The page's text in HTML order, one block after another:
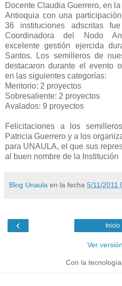
Docente Claudia Guerrero, en
Antioquia con una
36 instituciones adscritas
Coordinadora del Nodo
excelente gestión ejercida
Santos. Los semilleros de
destacaron durante el evento
en las siguientes categorías:
Meritorio: 2 proyectos
Sobresaliente: 2 proyectos
Avalados: 9 proyectos
Felicitaciones a los
Patricia Guerrero y a los
para UNAULA, el que sus
al buen nombre de la Institución
Blog Unaula en la fecha 5/11/2011
‹ Inicio
Ver
Con la